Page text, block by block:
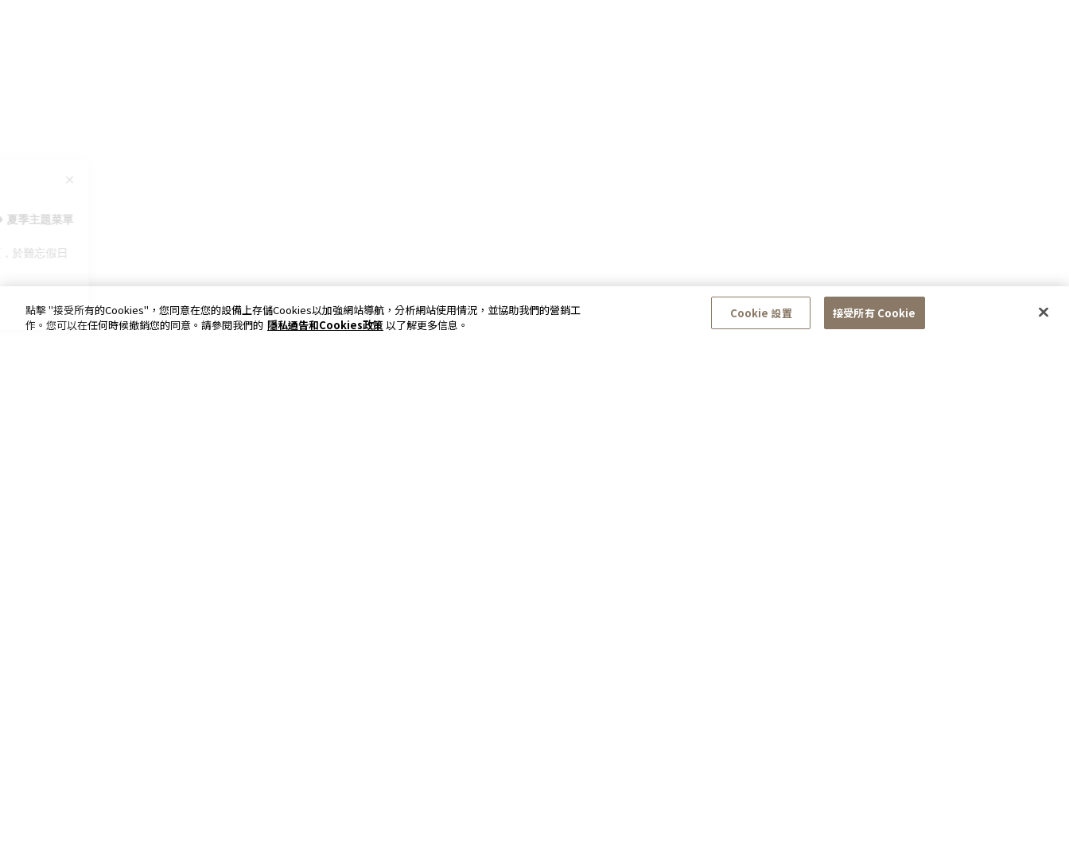
點擊 "接受所有的Cookies"，您同意在您的設備上存儲Cookies以加強網站導航，分析網站使用情況，並協助我們的營銷工
作。您可以在任何時候撤銷您的同意。請參閱我們的 隱私通告和Cookies政策 以了解更多信息。
Cookie 設置 接受所有 Cookie